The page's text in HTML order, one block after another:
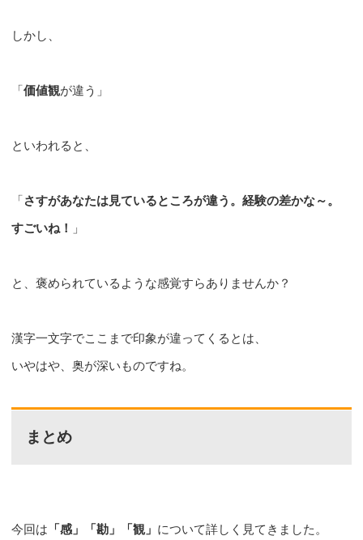
しかし、
「価値観が違う」
といわれると、
「さすがあなたは見ているところが違う。経験の差かな～。
すごいね！
」
と、褒められているような感覚すらありませんか？
漢字一文字でここまで印象が違ってくるとは、
いやはや、奥が深いものですね。
まとめ
今回は 「感」「勘」「観」 について詳しく見てきました。